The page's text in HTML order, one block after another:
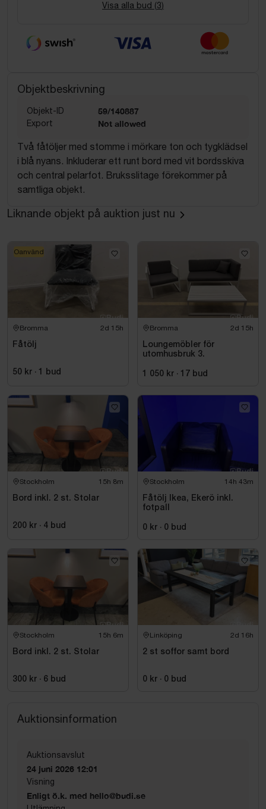
Visa alla bud (3)
Objektbeskrivning
Objekt-ID 59/140887
Export Not allowed
Två fåtöljer med stomme i mörkare ton och tygklädsel
i blå nyans. Inkluderar ett runt bord med vit bordsskiva
och central pelarfot. Bruksslitage förekommer på
samtliga objekt.
Liknande objekt på auktion just nu
Bromma 2d 15h
Fåtölj
50 kr · 1 bud
Oanvänd
Bromma 2d 15h
Loungemöbler för
utomhusbruk 3.
1 050 kr · 17 bud
Stockholm 15h 8m
Bord inkl. 2 st. Stolar
200 kr · 4 bud
Stockholm 14h 43m
Fåtölj Ikea, Ekerö inkl.
fotpall
0 kr · 0 bud
Stockholm 15h 6m
Bord inkl. 2 st. Stolar
300 kr · 6 bud
Linköping 2d 16h
2 st soffor samt bord
0 kr · 0 bud
Auktionsinformation
Auktionsavslut
24 juni 2026 12:01
Visning
Enligt ö.k. med hello@budi.se